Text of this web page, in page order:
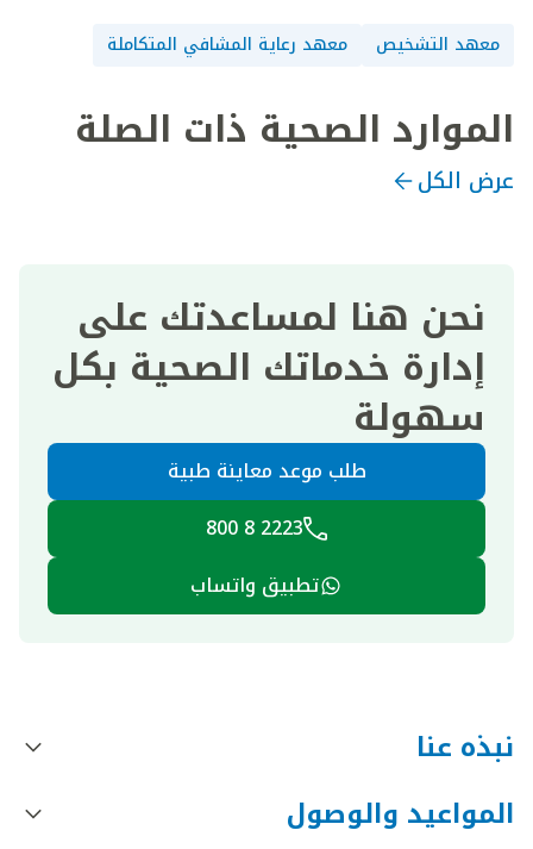
معهد التشخيص معهد رعاية المشافي المتكاملة
الموارد الصحية ذات الصلة
عرض الكل
نحن هنا لمساعدتك على
إدارة خدماتك الصحية بكل
سهولة
طلب موعد معاينة طبية
2223 8 800
تطبيق واتساب
نبذه عنا
المواعيد والوصول